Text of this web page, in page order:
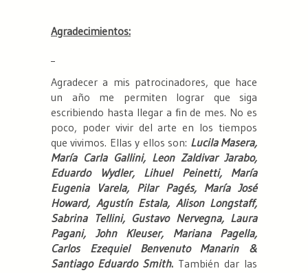
Agradecimientos:
Agradecer a mis patrocinadores, que hace
un año me permiten lograr que siga
escribiendo hasta llegar a fin de mes. No es
poco, poder vivir del arte en los tiempos
que vivimos. Ellas y ellos son: Lucila Masera,
María Carla Gallini, Leon Zaldivar Jarabo,
Eduardo Wydler, Lihuel Peinetti, María
Eugenia Varela, Pilar Pagés, María José
Howard, Agustín Estala, Alison Longstaff,
Sabrina Tellini, Gustavo Nervegna, Laura
Pagani, John Kleuser, Mariana Pagella,
Carlos Ezequiel Benvenuto Manarin &
Santiago Eduardo Smith. También dar las